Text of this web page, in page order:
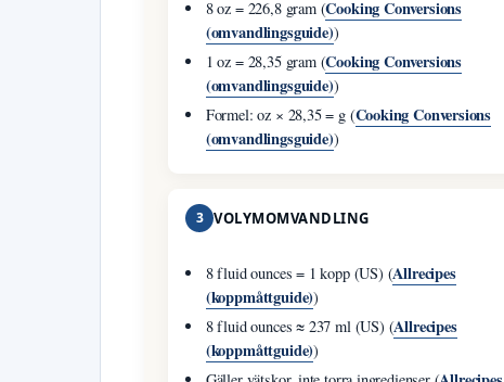
8 oz = 226,8 gram (Cooking Conversions
(omvandlingsguide))
1 oz = 28,35 gram (Cooking Conversions
(omvandlingsguide))
Formel: oz × 28,35 = g (Cooking Conversions
(omvandlingsguide))
3 VOLYMOMVANDLING
8 fluid ounces = 1 kopp (US) (Allrecipes
(koppmåttguide))
8 fluid ounces ≈ 237 ml (US) (Allrecipes
(koppmåttguide))